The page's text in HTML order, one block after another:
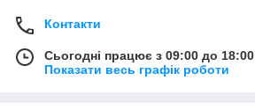
Контакти
Сьогодні працює з 09:00 до 18:00
Показати весь графік роботи